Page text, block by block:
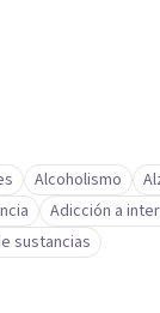
Alcoholismo
Adicción a
sustancias